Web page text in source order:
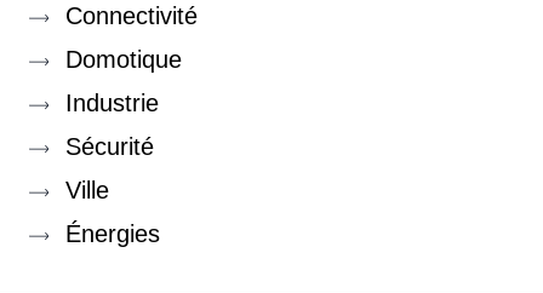
Connectivité
Domotique
Industrie
Sécurité
Ville
Énergies